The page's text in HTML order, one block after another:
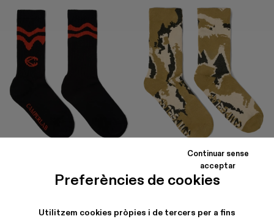
Preferències de cookies
Utilitzem cookies pròpies i de tercers per a fins
Continuar sense
acceptar